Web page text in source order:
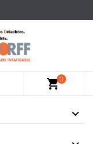
shopping_cart0